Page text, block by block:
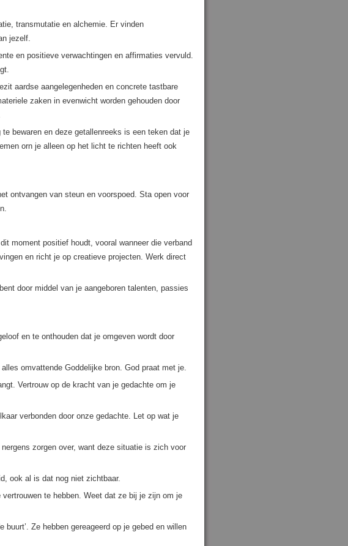
transmutatie en alchemie. Er vinden
jezelf.
en positieve verwachtingen en affirmaties vervuld.
aardse aangelegenheden en concrete tastbare
zaken in evenwicht worden gehouden door
bewaren en deze getallenreeks is een teken dat je
orn je alleen op het licht te richten heeft ook
ontvangen van steun en voorspoed. Sta open voor
moment positief houdt, vooral wanneer die verband
en richt je op creatieve projecten. Werk direct
door middel van je aangeboren talenten, passies
en te onthouden dat je omgeven wordt door
omvattende Goddelijke bron. God praat met je.
Vertrouw op de kracht van je gedachte om je
verbonden door onze gedachte. Let op wat je
zorgen over, want deze situatie is zich voor
ook al is dat nog niet zichtbaar.
te hebben. Weet dat ze bij je zijn om je
Ze hebben gereageerd op je gebed en willen